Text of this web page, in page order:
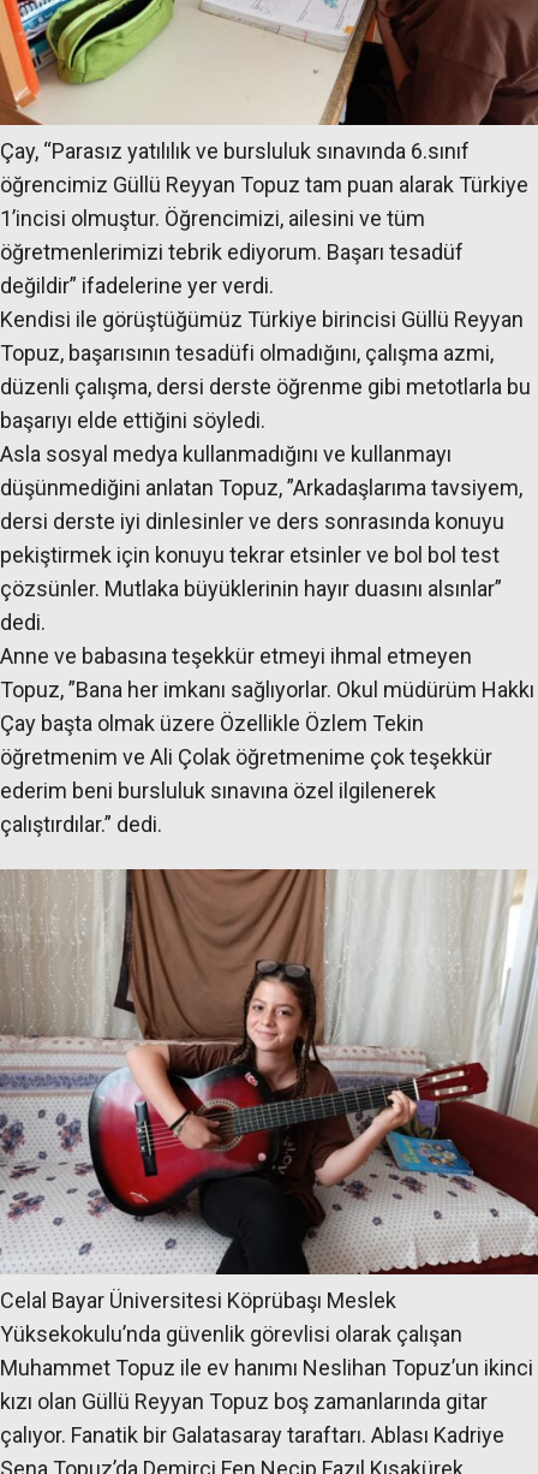
Çay, “Parasız yatılılık ve bursluluk sınavında 6.sınıf
öğrencimiz Güllü Reyyan Topuz tam puan alarak Türkiye
1’incisi olmuştur. Öğrencimizi, ailesini ve tüm
öğretmenlerimizi tebrik ediyorum. Başarı tesadüf
değildir” ifadelerine yer verdi.
Kendisi ile görüştüğümüz Türkiye birincisi Güllü Reyyan
Topuz, başarısının tesadüfi olmadığını, çalışma azmi,
düzenli çalışma, dersi derste öğrenme gibi metotlarla bu
başarıyı elde ettiğini söyledi.
Asla sosyal medya kullanmadığını ve kullanmayı
düşünmediğini anlatan Topuz, ”Arkadaşlarıma tavsiyem,
dersi derste iyi dinlesinler ve ders sonrasında konuyu
pekiştirmek için konuyu tekrar etsinler ve bol bol test
çözsünler. Mutlaka büyüklerinin hayır duasını alsınlar”
dedi.
Anne ve babasına teşekkür etmeyi ihmal etmeyen
Topuz, ”Bana her imkanı sağlıyorlar. Okul müdürüm Hakkı
Çay başta olmak üzere Özellikle Özlem Tekin
öğretmenim ve Ali Çolak öğretmenime çok teşekkür
ederim beni bursluluk sınavına özel ilgilenerek
çalıştırdılar.” dedi.
Celal Bayar Üniversitesi Köprübaşı Meslek
Yüksekokulu’nda güvenlik görevlisi olarak çalışan
Muhammet Topuz ile ev hanımı Neslihan Topuz’un ikinci
kızı olan Güllü Reyyan Topuz boş zamanlarında gitar
çalıyor. Fanatik bir Galatasaray taraftarı. Ablası Kadriye
Sena Topuz’da Demirci Fen Necip Fazıl Kısakürek